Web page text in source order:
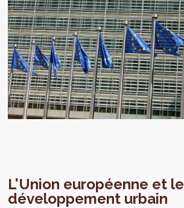
L'Union européenne et le
développement urbain